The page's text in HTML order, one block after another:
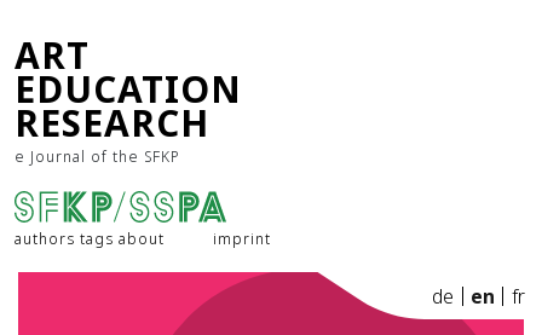
ART
EDUCATION
RESEARCH
e Journal of the SFKP
authors tags about imprint
de en fr